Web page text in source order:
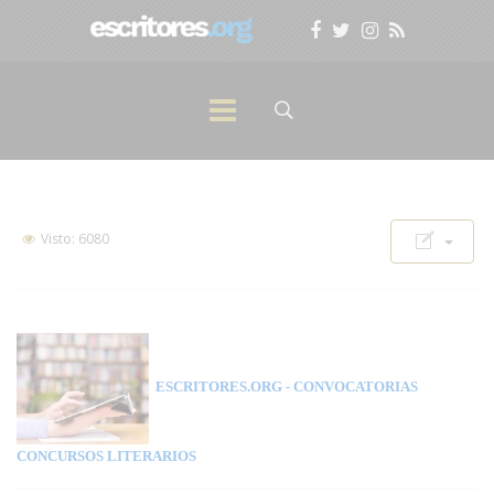
Visto: 6080
ESCRITORES.ORG - CONVOCATORIAS
CONCURSOS LITERARIOS